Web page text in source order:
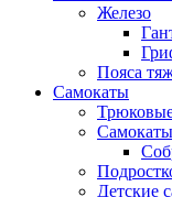
Железо
Пояса
Самокаты
Детские